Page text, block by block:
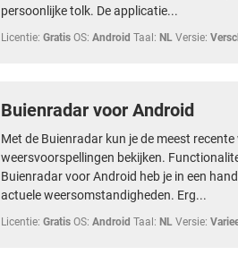
persoonlijke tolk. De applicatie...
Licentie: Gratis OS: Android Taal: NL Versie:
Buienradar voor Android
Met de Buienradar kun je de meest
weersvoorspellingen bekijken.
Buienradar voor Android heb je in een
actuele weersomstandigheden. Erg...
Licentie: Gratis OS: Android Taal: NL Versie: